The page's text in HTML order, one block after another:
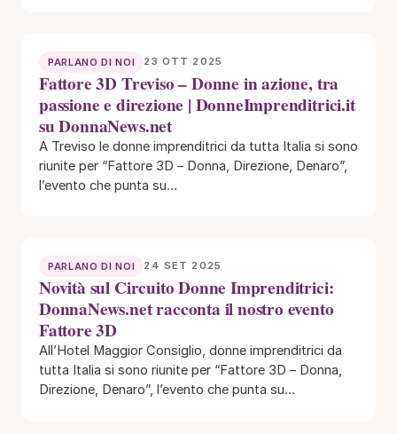
PARLANO DI NOI 23 OTT 2025
Fattore 3D Treviso – Donne in azione, tra
passione e direzione | DonneImprenditrici.it
su DonnaNews.net
A Treviso le donne imprenditrici da tutta Italia si sono
riunite per “Fattore 3D – Donna, Direzione, Denaro”,
l’evento che punta su…
PARLANO DI NOI 24 SET 2025
Novità sul Circuito Donne Imprenditrici:
DonnaNews.net racconta il nostro evento
Fattore 3D
All’Hotel Maggior Consiglio, donne imprenditrici da
tutta Italia si sono riunite per “Fattore 3D – Donna,
Direzione, Denaro”, l’evento che punta su…